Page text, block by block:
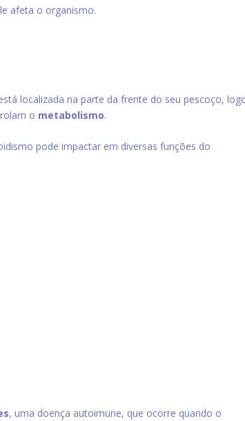
afeta o organismo.
localizada na parte da frente do seu pescoço,
o metabolismo.
pode impactar em diversas funções do
, uma doença autoimune, que ocorre quando o